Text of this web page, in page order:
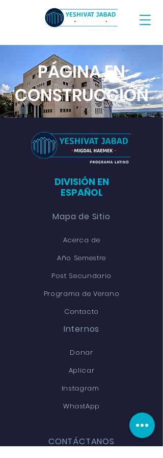
PÁGINA EN
CONSTRUCCIÓN
DIVISIÓN EN
ESPAÑOL
Mapa de Sitio
Acerca de
Año Semestre
Post Secundario
Programa de Verano
Contacto
Internos
Donar
Aplicar
Instagram
WhastApp
CONTÁCTANOS